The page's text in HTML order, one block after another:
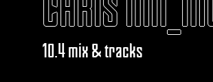
10.4 mix & tracks